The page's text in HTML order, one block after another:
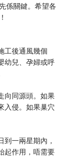
係關鍵。希望各
工後通風幾個
幼兒、孕婦或呼
向同源頭。如果
入侵。如果巢穴
一兩星期內，
起作用，唔需要